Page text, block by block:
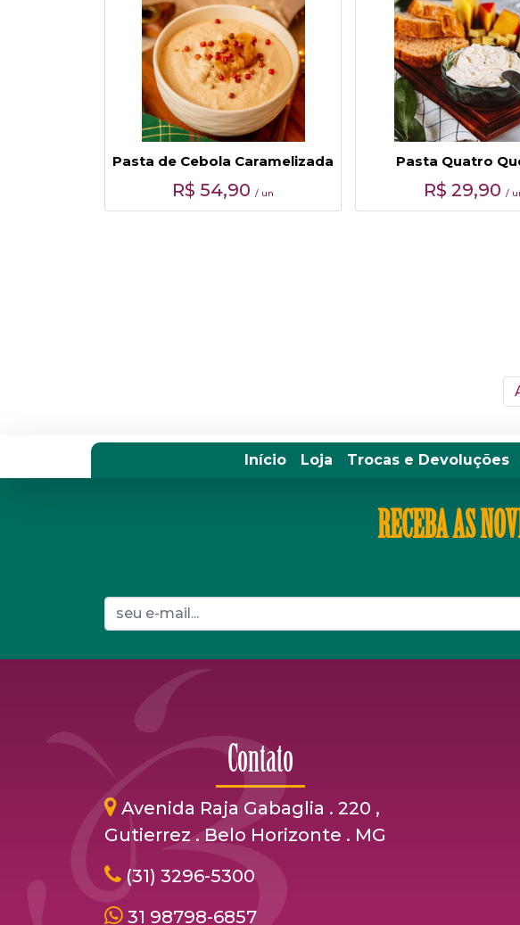
Pasta de Cebola Caramelizada
R$ 54,90 / un
Pasta Quatro
R$ 29,90 /
Início Loja Trocas e Devoluções
RECEBA AS
Contato
Avenida Raja Gabaglia . 220 ,
Gutierrez . Belo Horizonte . MG
(31) 3296-5300
31 98798-6857